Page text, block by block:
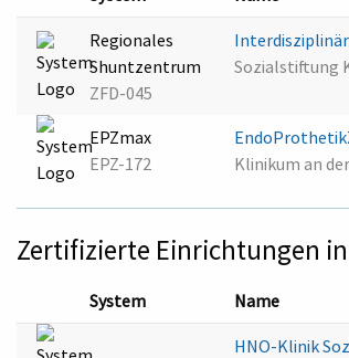
Regionales
Shuntzentrum
ZFD-045
Sozialstiftung
EPZmax
EPZ-172
Klinikum an
Zertifizierte Einrichtungen
System Name
HNO-Klinik